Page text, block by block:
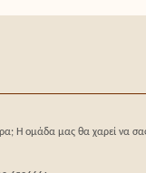
Η ομάδα μας θα χαρεί να